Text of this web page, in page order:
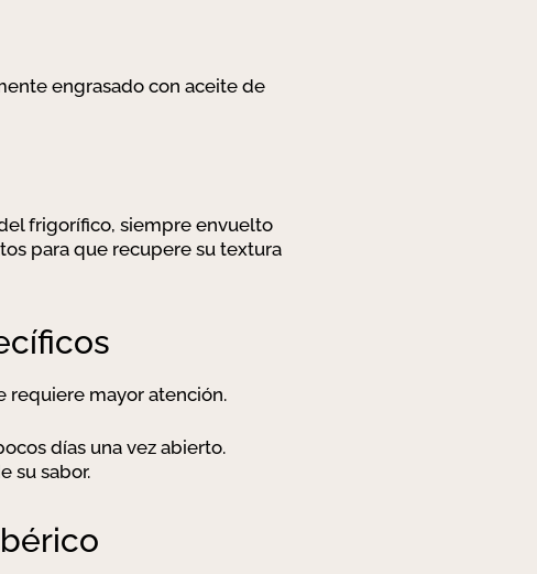
engrasado con aceite de
frigorífico, siempre envuelto
para que recupere su textura
requiere mayor atención.
días una vez abierto.
su sabor.